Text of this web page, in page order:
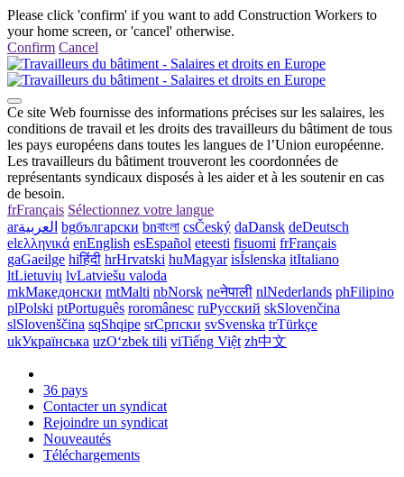
Please click 'confirm' if you want to add Construction Workers to
your home screen, or 'cancel' otherwise.
Confirm Cancel
Ce site Web fournisse des informations précises sur les salaires, les
conditions de travail et les droits des travailleurs du bâtiment de tous
les pays européens dans toutes les langues de l’Union européenne.
Les travailleurs du bâtiment trouveront les coordonnées de
représentants syndicaux disposés à les aider et à les soutenir en cas
de besoin.
frFrançais Sélectionnez votre langue
arالعربية bgбългарски bnবাংলা csČeský daDansk deDeutsch
elελληνικά enEnglish esEspañol eteesti fisuomi frFrançais
gaGaeilge hiहिंदी hrHrvatski huMagyar isÍslenska itItaliano
ltLietuvių lvLatviešu valoda
mkМакедонски mtMalti nbNorsk neनेपाली nlNederlands phFilipino
plPolski ptPortuguês roromânesc ruРусский skSlovenčina
slSlovenščina sqShqipe srСрпски svSvenska trTürkçe
ukУкраїнська uzOʻzbek tili viTiếng Việt zh中文
36 pays
Contacter un syndicat
Rejoindre un syndicat
Nouveautés
Téléchargements